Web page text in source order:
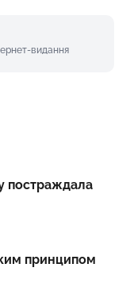
видання
постраждала
принципом